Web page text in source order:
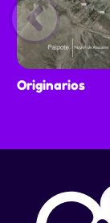
Originarios